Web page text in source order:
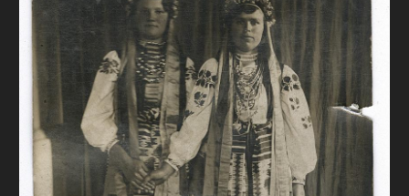
ОНЛАЙН-КРАМНИЦЯ
ПІДТРИМАТИ